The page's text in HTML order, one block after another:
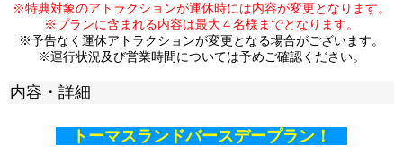
※特典対象のアトラクションが運休時には内容が変更となります。
※プランに含まれる内容は最大４名様までとなります。
※予告なく運休アトラクションが変更となる場合がございます。
※運行状況及び営業時間については予めご確認ください。
内容・詳細
トーマスランドバースデープラン！